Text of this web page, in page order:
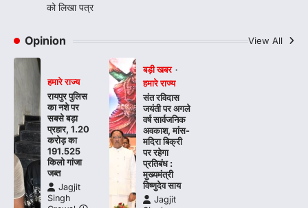
को लिखा पत्र
Opinion View All
हमारे राज्य
रायपुर पुलिस
का नशे पर
सबसे बड़ा
प्रहार, 1.20
करोड़ का
191.525
किलो गांजा
जब्त
Jagjit
Singh
बड़ी खबर
हमारे राज्य
संत रविदास
जयंती पर अगले
वर्ष सार्वजनिक
अवकाश, मांस-
मदिरा बिक्री
पर रहेगा
प्रतिबंध :
मुख्यमंत्री
विष्णुदेव साय
Jagjit